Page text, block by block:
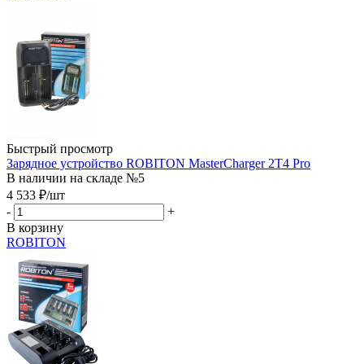
Быстрый просмотр
Зарядное устройство ROBITON MasterCharger 2T4 Pro
В наличии на складе №5
4 533 ₽/шт
-
+
В корзину
ROBITON